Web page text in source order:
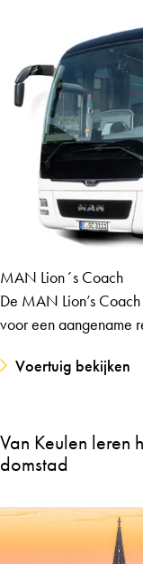
MAN Lion´s Coach
De MAN Lion’s
voor een aangename
Voertuig bekijken
Van Keulen leren
domstad